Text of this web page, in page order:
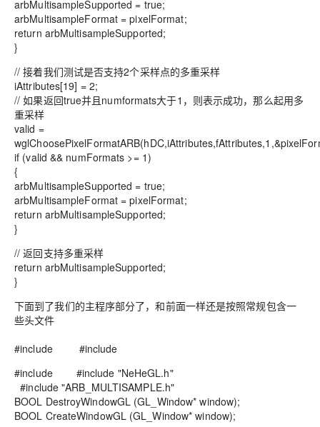
arbMultisampleSupported = true;
arbMultisampleFormat = pixelFormat;
return arbMultisampleSupported;
}
// 接着我们测试是否支持2个采样点的多重采样
iAttributes[19] = 2;
// 如果返回true并且numformats大于1，则表示成功，那么起用多
重采样
valid =
if (valid && numFormats >= 1)
{
arbMultisampleSupported = true;
arbMultisampleFormat = pixelFormat;
return arbMultisampleSupported;
}
// 返回支持多重采样
return arbMultisampleSupported;
}
下面到了我们的主程序部分了，和前面一样还是按照常规包含一
些头文件
#include #include
#include #include "NeHeGL.h"
#include "ARB_MULTISAMPLE.h"
BOOL DestroyWindowGL (GL_Window* window);
BOOL CreateWindowGL (GL_Window* window);